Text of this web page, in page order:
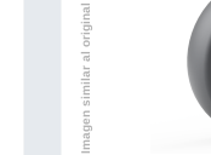
Imagen similar al original